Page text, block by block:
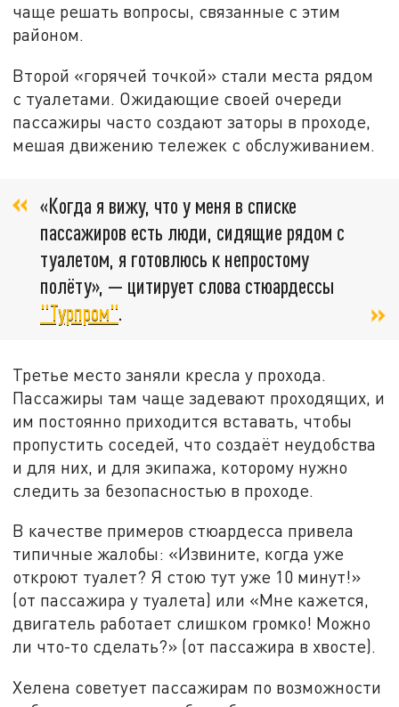
чаще решать вопросы, связанные с этим
районом.
Второй «горячей точкой» стали места рядом
с туалетами. Ожидающие своей очереди
пассажиры часто создают заторы в проходе,
мешая движению тележек с обслуживанием.
«Когда я вижу, что у меня в списке
пассажиров есть люди, сидящие рядом с
туалетом, я готовлюсь к непростому
полёту», — цитирует слова стюардессы
"Турпром".
Третье место заняли кресла у прохода.
Пассажиры там чаще задевают проходящих, и
им постоянно приходится вставать, чтобы
пропустить соседей, что создаёт неудобства
и для них, и для экипажа, которому нужно
следить за безопасностью в проходе.
В качестве примеров стюардесса привела
типичные жалобы: «Извините, когда уже
откроют туалет? Я стою тут уже 10 минут!»
(от пассажира у туалета) или «Мне кажется,
двигатель работает слишком громко! Можно
ли что-то сделать?» (от пассажира в хвосте).
Хелена советует пассажирам по возможности